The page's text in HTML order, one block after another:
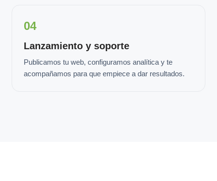
04
Lanzamiento y soporte
Publicamos tu web, configuramos analítica y te
acompañamos para que empiece a dar resultados.